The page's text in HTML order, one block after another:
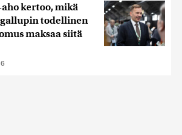
kertoo, mikä
gallupin todellinen
maksaa siitä